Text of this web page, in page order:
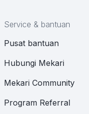
Service & bantuan
Pusat bantuan
Hubungi Mekari
Mekari Community
Program Referral